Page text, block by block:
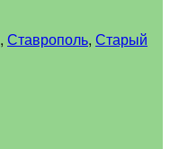
, Ставрополь, Старый